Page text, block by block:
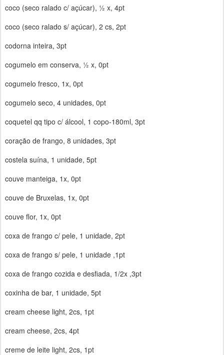
coco (seco ralado c/ açúcar), ½ x, 4pt
coco (seco ralado s/ açúcar), 2 cs, 2pt
codorna inteira, 3pt
cogumelo em conserva, ½ x, 0pt
cogumelo fresco, 1x, 0pt
cogumelo seco, 4 unidades, 0pt
coquetel qq tipo c/ álcool, 1 copo-180ml, 3pt
coração de frango, 8 unidades, 3pt
costela suína, 1 unidade, 5pt
couve manteiga, 1x, 0pt
couve de Bruxelas, 1x, 0pt
couve flor, 1x, 0pt
coxa de frango c/ pele, 1 unidade, 2pt
coxa de frango s/ pele, 1 unidade ,1pt
coxa de frango cozida e desfiada, 1/2x ,3pt
coxinha de bar, 1 unidade, 5pt
cream cheese light, 2cs, 1pt
cream cheese, 2cs, 4pt
creme de leite light, 2cs, 1pt